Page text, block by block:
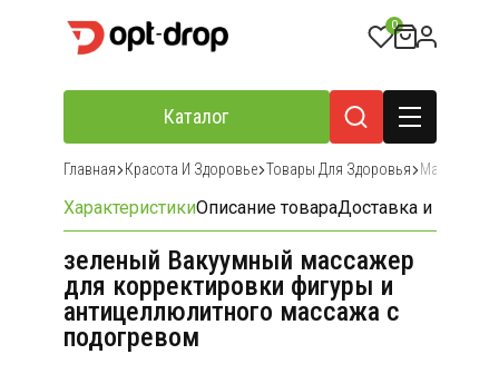
0
Каталог
Главная Красота И Здоровье Товары Для Здоровья Массажеры
ХарактеристикиОписание товараДоставка и оплата
зеленый Вакуумный массажер
для корректировки фигуры и
антицеллюлитного массажа с
подогревом